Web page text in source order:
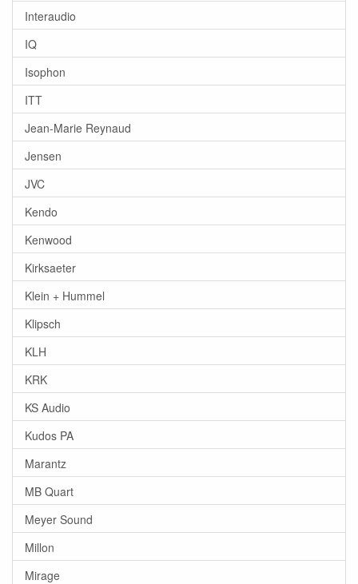
Interaudio
IQ
Isophon
ITT
Jean-Marie Reynaud
Jensen
JVC
Kendo
Kenwood
Kirksaeter
Klein + Hummel
Klipsch
KLH
KRK
KS Audio
Kudos PA
Marantz
MB Quart
Meyer Sound
Millon
Mirage